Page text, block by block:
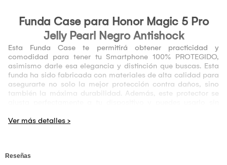
Funda Case para Honor Magic 5 Pro
Jelly Pearl Negro Antishock
Esta Funda Case te permitirá obtener practicidad y
comodidad para tener tu Smartphone 100% PROTEGIDO,
asimismo darle esa elegancia y distinción que buscas. Esta
funda ha sido fabricada con materiales de alta calidad para
asegurarte no solo la mejor protección contra daños, sino
también la máxima durabilidad. Además, este protector se
cuenta con un diseño Elegante, Flexible y a la vez muy
y ARAÑAZOS gracias a que está fabricada con materiales